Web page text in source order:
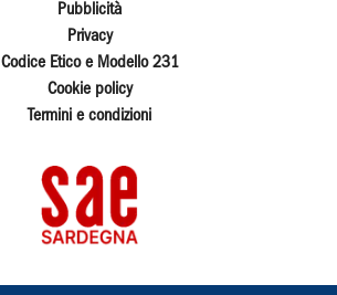
Pubblicità
Privacy
Codice Etico e Modello 231
Cookie policy
Termini e condizioni